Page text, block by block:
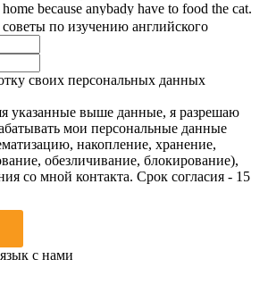
по изучению английского
своих персональных данных
указанные выше данные, я разрешаю
мои персональные данные
накопление, хранение,
обезличивание, блокирование),
со мной контакта. Срок согласия - 15
с нами